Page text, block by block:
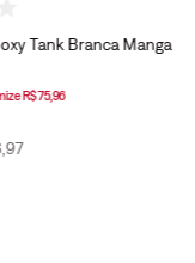
Tank Branca Manga
R$75,96
,97